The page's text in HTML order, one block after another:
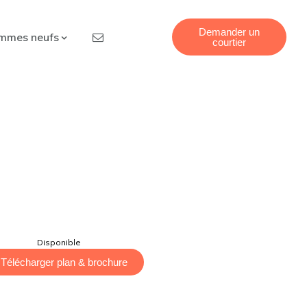
neufs
Demander un
courtier
Disponible
Télécharger plan & brochure